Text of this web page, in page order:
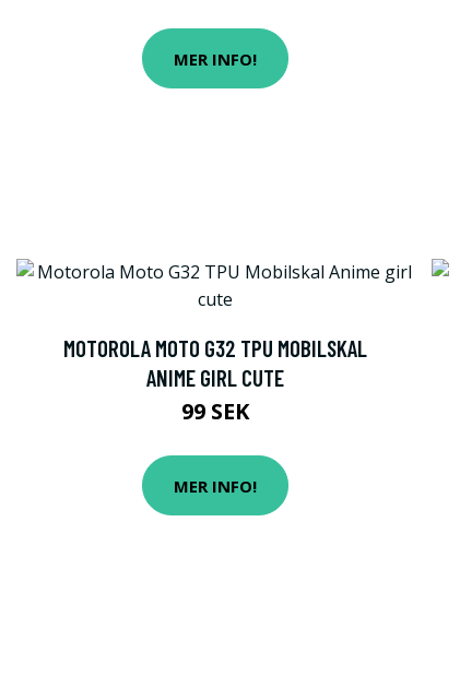
MER INFO!
MOTOROLA MOTO G32 TPU MOBILSKAL
ANIME GIRL CUTE
99 SEK
MER INFO!